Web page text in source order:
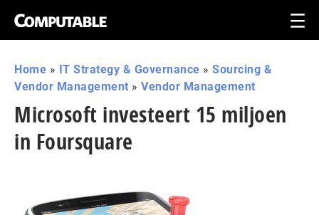
Home » IT Strategy & Governance » Sourcing &
Vendor Management » Vendor Management
Microsoft investeert 15 miljoen
in Foursquare